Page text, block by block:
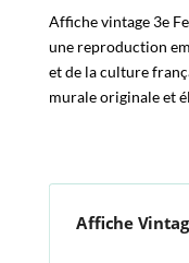
Affiche vintage 3e
une reproduction
et de la culture
murale originale et
Affiche